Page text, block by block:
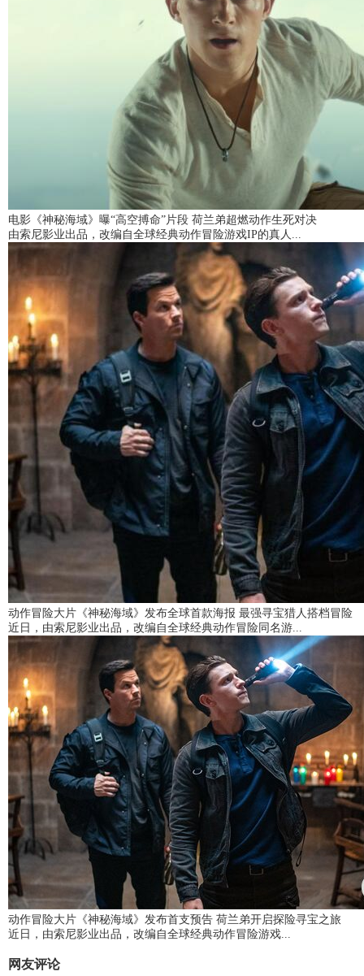
电影《神秘海域》曝“高空搏命”片段 荷兰弟超燃动作生死对决
由索尼影业出品，改编自全球经典动作冒险游戏IP的真人...
动作冒险大片《神秘海域》发布全球首款海报 最强寻宝猎人搭档冒险
近日，由索尼影业出品，改编自全球经典动作冒险同名游...
动作冒险大片《神秘海域》发布首支预告 荷兰弟开启探险寻宝之旅
近日，由索尼影业出品，改编自全球经典动作冒险游戏...
网友评论